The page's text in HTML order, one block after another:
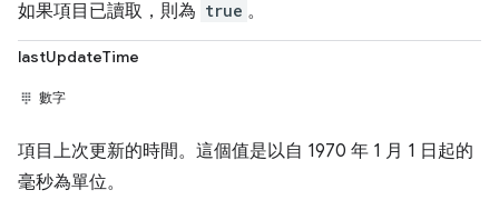
如果項目已讀取，則為 true 。
lastUpdateTime
數字
項目上次更新的時間。這個值是以自 1970 年 1 月 1 日起的
毫秒為單位。